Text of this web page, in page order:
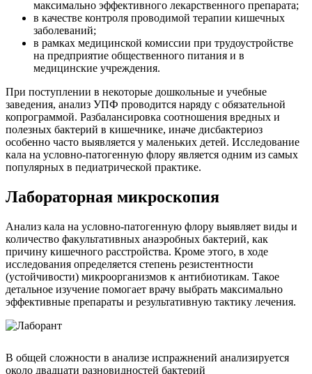
максимально эффективного лекарственного препарата;
в качестве контроля проводимой терапии кишечных
заболеваний;
в рамках медицинской комиссии при трудоустройстве
на предприятие общественного питания и в
медицинские учреждения.
При поступлении в некоторые дошкольные и учебные
заведения, анализ УПФ проводится наряду с обязательной
копрограммой. Разбалансировка соотношения вредных и
полезных бактерий в кишечнике, иначе дисбактериоз
особенно часто выявляется у маленьких детей. Исследование
кала на условно-патогенную флору является одним из самых
популярных в педиатрической практике.
Лабораторная микроскопия
Анализ кала на условно-патогенную флору выявляет виды и
количество факультативных анаэробных бактерий, как
причину кишечного расстройства. Кроме этого, в ходе
исследования определяется степень резистентности
(устойчивости) микроорганизмов к антибиотикам. Такое
детальное изучение помогает врачу выбрать максимально
эффективные препараты и результативную тактику лечения.
В общей сложности в анализе испражнений анализируется
около двадцати разновидностей бактерий